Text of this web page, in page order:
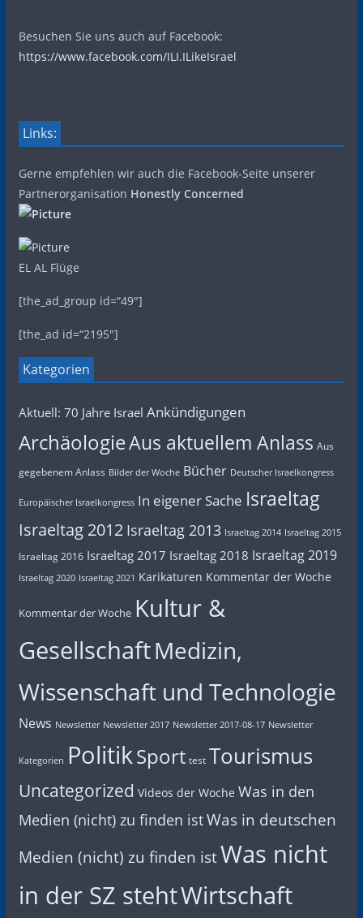
Besuchen Sie uns auch auf Facebook:
https://www.facebook.com/ILI.ILikeIsrael
Links:
Gerne empfehlen wir auch die Facebook-Seite unserer
Partnerorganisation Honestly Concerned
EL AL Flüge
[the_ad_group id=“49″]
[the_ad id=“2195″]
Kategorien
Aktuell: 70 Jahre Israel Ankündigungen
ArchäologieAus aktuellem Anlass Aus
gegebenem Anlass Bilder der Woche Bücher Deutscher Israelkongress
Europäischer Israelkongress In eigener Sache Israeltag
Israeltag 2012 Israeltag 2013 Israeltag 2014 Israeltag 2015
Israeltag 2016 Israeltag 2017 Israeltag 2018 Israeltag 2019
Israeltag 2020 Israeltag 2021 Karikaturen Kommentar der Woche
Kommentar der Woche Kultur &
GesellschaftMedizin,
Wissenschaft und Technologie
News Newsletter Newsletter 2017 Newsletter 2017-08-17 Newsletter
Kategorien PolitikSport test Tourismus
Uncategorized Videos der Woche Was in den
Medien (nicht) zu finden istWas in deutschen
Medien (nicht) zu finden istWas nicht
in der SZ stehtWirtschaft